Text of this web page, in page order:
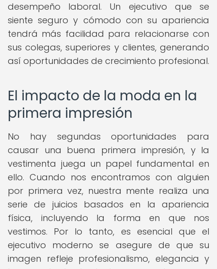
desempeño laboral. Un ejecutivo que se
siente seguro y cómodo con su apariencia
tendrá más facilidad para relacionarse con
sus colegas, superiores y clientes, generando
así oportunidades de crecimiento profesional.
El impacto de la moda en la
primera impresión
No hay segundas oportunidades para
causar una buena primera impresión, y la
vestimenta juega un papel fundamental en
ello. Cuando nos encontramos con alguien
por primera vez, nuestra mente realiza una
serie de juicios basados en la apariencia
física, incluyendo la forma en que nos
vestimos. Por lo tanto, es esencial que el
ejecutivo moderno se asegure de que su
imagen refleje profesionalismo, elegancia y